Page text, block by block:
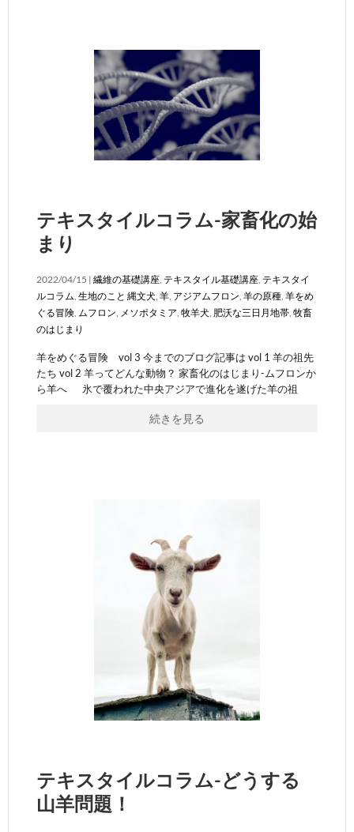
テキスタイルコラム-家畜化の始
まり
2022/04/15 | 繊維の基礎講座 テキスタイル基礎講座 テキスタイ
ルコラム 生地のこと 縄文犬 羊 アジアムフロン 羊の原種 羊をめ
ぐる冒険 ムフロン メソポタミア 牧羊犬 肥沃な三日月地帯 牧畜
のはじまり
羊をめぐる冒険 vol 3 今までのブログ記事は vol 1 羊の祖先
たち vol 2 羊ってどんな動物？ 家畜化のはじまり-ムフロンか
ら羊へ 氷で覆われた中央アジアで進化を遂げた羊の祖
続きを見る
テキスタイルコラム-どうする
山羊問題！